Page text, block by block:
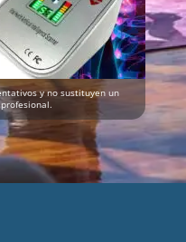
y no sustituyen un